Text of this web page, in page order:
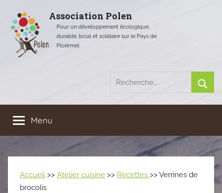
contenu
Association Polen
Pour un développement écologique,
durable, local et solidaire sur le Pays de
Ploërmel
Recherche
:
Menu
Accueil >> Atelier cuisine >> Recettes >> Verrines de
brocolis